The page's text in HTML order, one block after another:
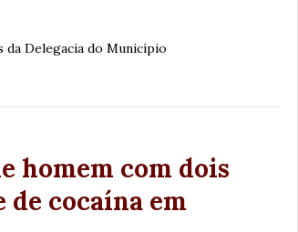
da Delegacia do Município
homem com dois
de cocaína em